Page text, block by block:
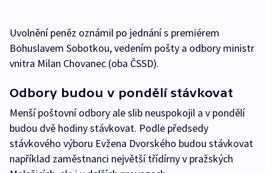
Uvolnění peněz oznámil po jednání s premiérem
Bohuslavem Sobotkou, vedením pošty a odbory ministr
vnitra Milan Chovanec (oba ČSSD).
Odbory budou v pondělí stávkovat
Menší poštovní odbory ale slib neuspokojil a v pondělí
budou dvě hodiny stávkovat. Podle předsedy
stávkového výboru Evžena Dvorského budou stávkovat
například zaměstnanci největší třídírny v pražských